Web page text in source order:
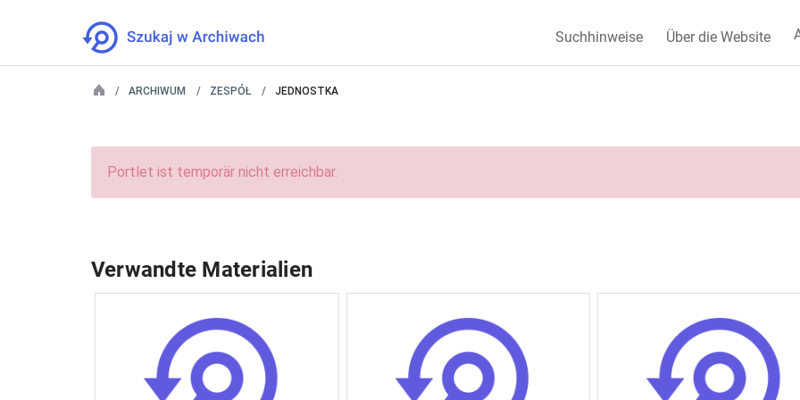
Suchhinweise Über die Website
ARCHIWUM ZESPÓŁ JEDNOSTKA
Portlet ist temporär nicht erreichbar.
Verwandte Materialien